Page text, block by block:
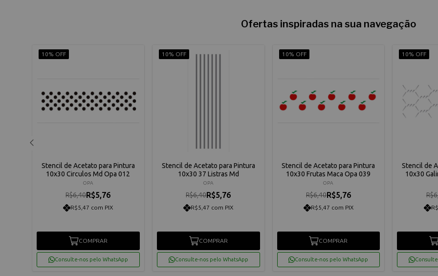
Ofertas inspiradas na sua navegação
10% OFF
Stencil de Acetato para Pintura
10x30 Circulos Md Opa 012
OPA
R$6,40R$5,76
R$5,47 com PIX
COMPRAR
Consulte-nos pelo WhatsApp
10% OFF
Stencil de Acetato para Pintura
10x30 37 Listras Md
OPA
R$6,40R$5,76
R$5,47 com PIX
COMPRAR
Consulte-nos pelo WhatsApp
10% OFF
Stencil de Acetato para Pintura
10x30 Frutas Maca Opa 039
OPA
R$6,40R$5,76
R$5,47 com PIX
COMPRAR
Consulte-nos pelo WhatsApp
10% OFF
Stencil de
10x30